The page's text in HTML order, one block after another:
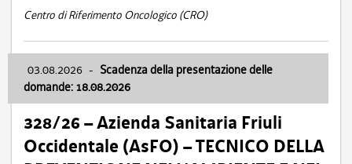
Centro di Riferimento Oncologico (CRO)
03.08.2026 - Scadenza della presentazione delle
domande: 18.08.2026
328/26 – Azienda Sanitaria Friuli
Occidentale (AsFO) – TECNICO DELLA